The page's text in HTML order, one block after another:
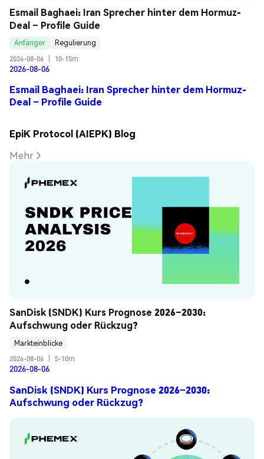
Esmail Baghaei: Iran Sprecher hinter dem Hormuz-
Deal – Profile Guide
Anfänger
Regulierung
2026-08-06
10-15m
2026-08-06
Esmail Baghaei: Iran Sprecher hinter dem Hormuz-
Deal – Profile Guide
EpiK Protocol (AIEPK) Blog
Mehr
SanDisk (SNDK) Kurs Prognose 2026–2030:
Aufschwung oder Rückzug?
Markteinblicke
2026-08-06
5-10m
2026-08-06
SanDisk (SNDK) Kurs Prognose 2026–2030:
Aufschwung oder Rückzug?